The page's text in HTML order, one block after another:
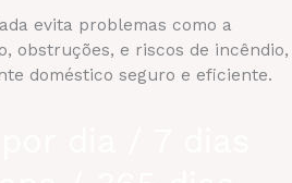
evita problemas como a
obstruções, e riscos de incêndio,
doméstico seguro e eficiente.